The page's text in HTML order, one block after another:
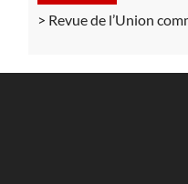
Revue de l’Union